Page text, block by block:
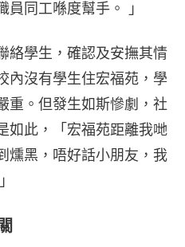
員同工喺度幫手。 」
絡學生，確認及安撫其情
內沒有學生住宏福苑，學
重。但發生如斯慘劇，社
如此，「宏福苑距離我哋
燻黑，唔好話小朋友，我